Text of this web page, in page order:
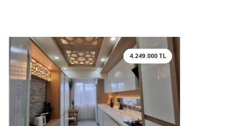
4.249.000 TL